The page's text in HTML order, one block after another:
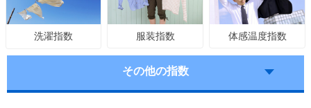
洗濯指数 服装指数 体感温度指数
その他の指数